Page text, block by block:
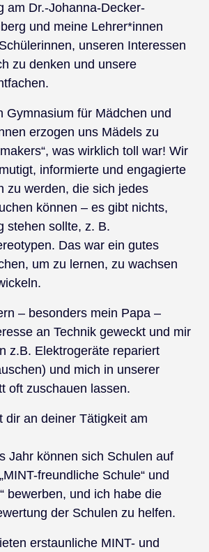
am Dr.-Johanna-Decker-
und meine Lehrer*innen
unseren Interessen
zu denken und unsere
Gymnasium für Mädchen und
erzogen uns Mädels zu
was wirklich toll war! Wir
informierte und engagierte
zu werden, die sich jedes
können – es gibt nichts,
stehen sollte, z. B.
Das war ein gutes
um zu lernen, zu wachsen
– besonders mein Papa –
an Technik geweckt und mir
z.B. Elektrogeräte repariert
und mich in unserer
oft zuschauen lassen.
dir an deiner Tätigkeit am
Jahr können sich Schulen auf
freundliche Schule“ und
bewerben, und ich habe die
der Schulen zu helfen.
erstaunliche MINT- und